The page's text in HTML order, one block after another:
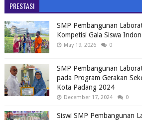
PRESTASI
SMP Pembangunan
Kompetisi Gala Siswa
May 19, 2026 0
SMP Pembangunan
pada Program Gerakan
Kota Padang 2024
December 17, 2024 0
Siswi SMP Pembangunan